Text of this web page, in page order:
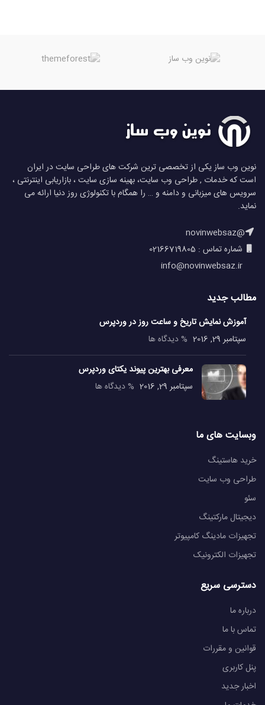
نوین وب ساز یکی از تخصصی ترین شرکت های طراحی سایت در ایران
است که خدمات , طراحی وب سایت، بهینه سازی سایت ، بازاریابی اینترنتی ،
سرویس های میزبانی و دامنه و … را همگام با تکنولوژی روز دنیا ارائه می
نماید.
@novinwebsaz
شماره تماس : 02166719805
مطالب جدید
آموزش نمایش تاریخ و ساعت روز در وردپرس
سپتامبر 29, 2016
% دیدگاه ها
معرفی بهترین پیوند یکتای وردپرس
سپتامبر 29, 2016
% دیدگاه ها
وبسایت های ما
خرید هاستینگ
طراحی وب سایت
سئو
دیجیتال مارکتینگ
تجهیزات مادینگ کامپیوتر
تجهیزات الکترونیک
دسترسی سریع
درباره ما
تماس با ما
قوانین و مقررات
پنل کاربری
اخبار جدید